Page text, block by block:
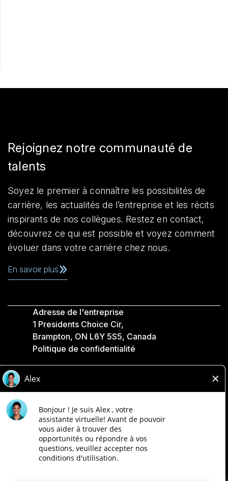
Rejoignez notre communauté de
talents
Soyez le premier à connaître les possibilités de
carrière, les actualités de l’entreprise et les récits
inspirants de nos collègues. Restez en contact,
découvrez ce qui est possible et voyez comment
évoluer dans votre carrière chez nous.
En savoir plus
Adresse de l'entreprise
1 Presidents Choice Cir,
Brampton, ON L6Y 5S5, Canada
Politique de confidentialité
Accessibilité
Compagnies Loblaw